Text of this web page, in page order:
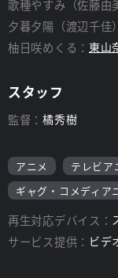
歌種やすみ（佐藤由
夕暮夕陽（渡辺千佳
柚日咲めくる： 東山
スタッフ
監督：橘秀樹
アニメ
テレビア
ギャグ・コメディア
再生対応デバイス：
サービス提供： ビデ